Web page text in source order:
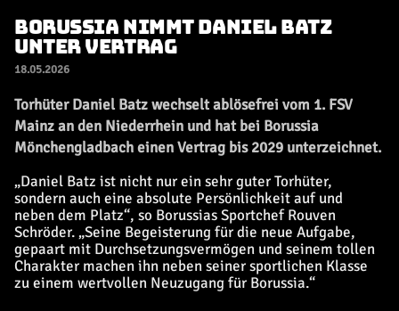
BORUSSIA NIMMT DANIEL BATZ
UNTER VERTRAG
18.05.2026
Torhüter Daniel Batz wechselt ablösefrei vom 1. FSV
Mainz an den Niederrhein und hat bei Borussia
Mönchengladbach einen Vertrag bis 2029 unterzeichnet.
„Daniel Batz ist nicht nur ein sehr guter Torhüter,
sondern auch eine absolute Persönlichkeit auf und
neben dem Platz“, so Borussias Sportchef Rouven
Schröder. „Seine Begeisterung für die neue Aufgabe,
gepaart mit Durchsetzungsvermögen und seinem tollen
Charakter machen ihn neben seiner sportlichen Klasse
zu einem wertvollen Neuzugang für Borussia.“